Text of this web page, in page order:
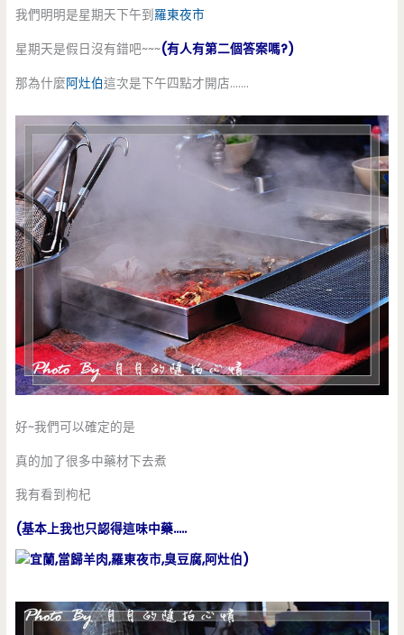
我們明明是星期天下午到 羅東夜市
星期天是假日沒有錯吧~~~(有人有第二個答案嗎?)
那為什麼阿灶伯這次是下午四點才開店…….
好~我們可以確定的是
真的加了很多中藥材下去煮
我有看到枸杞
(基本上我也只認得這味中藥…..
)